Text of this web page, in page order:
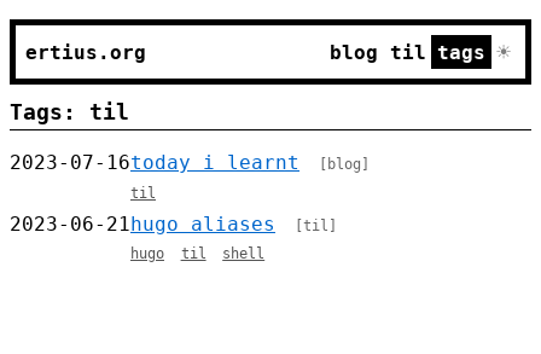
ertius.org blog til tags ☀
Tags: til
2023-07-16today i learnt
[blog]
til
2023-06-21 hugo aliases
[til]
hugo
til shell